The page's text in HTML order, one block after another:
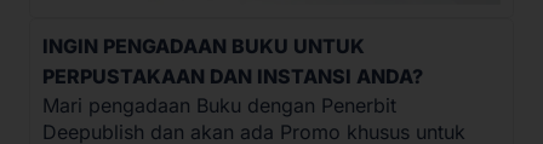
INGIN PENGADAAN BUKU UNTUK
PERPUSTAKAAN DAN INSTANSI ANDA?
Mari pengadaan Buku dengan Penerbit
Deepublish dan akan ada Promo khusus untuk